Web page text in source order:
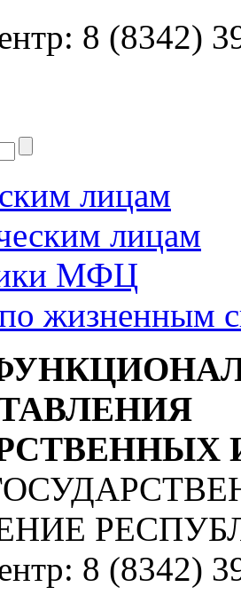
8 (8342)
лицам
лицам
МФЦ
жизненным
8 (8342)